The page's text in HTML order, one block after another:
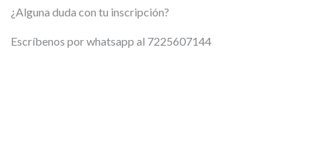
¿Alguna duda con tu inscripción?
Escríbenos por whatsapp al 7225607144